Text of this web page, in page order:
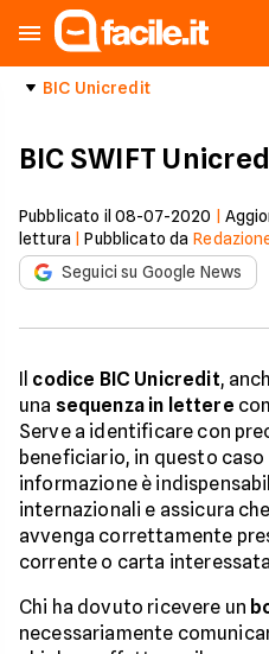
BIC Unicredit
BIC SWIFT
Pubblicato il 08-07-2020
lettura |Pubblicato da
Seguici su Google News
Il codice BIC Unicredit,
una sequenza in lettere
Serve a identificare con
beneficiario, in questo caso
informazione è
internazionali e assicura
avvenga correttamente
corrente o carta
Chi ha dovuto ricevere un
necessariamente